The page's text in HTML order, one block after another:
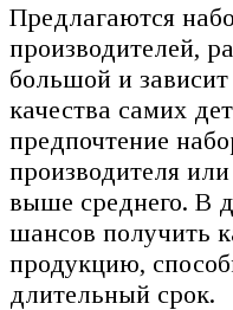
Предлагаются
производителей,
большой и
качества самих
предпочтение
производителя
выше среднего. В
шансов получить
продукцию,
длительный срок.